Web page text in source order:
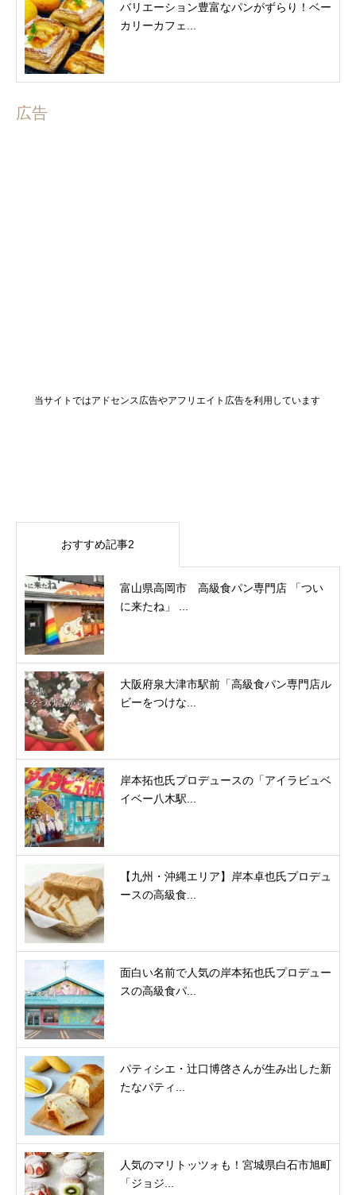
バリエーション豊富なパンがずらり！ベー
カリーカフェ...
広告
当サイトではアドセンス広告やアフリエイト広告を利用しています
おすすめ記事2
富山県高岡市 高級食パン専門店 「つい
に来たね」 ...
大阪府泉大津市駅前「高級食パン専門店ル
ビーをつけな...
岸本拓也氏プロデュースの「アイラビュベ
イベー八木駅...
【九州・沖縄エリア】岸本卓也氏プロデュ
ースの高級食...
面白い名前で人気の岸本拓也氏プロデュー
スの高級食パ...
パティシエ・辻口博啓さんが生み出した新
たなパティ...
人気のマリトッツォも！宮城県白石市旭町
「ジョジ...